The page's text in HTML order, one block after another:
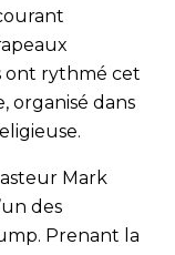
ont rythmé cet
organisé dans
Mark
des
Prenant la